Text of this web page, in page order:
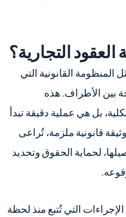
التجارية؟
المنظومة القانونية التي
بين الأطراف. هذه
بل هي عملية دقيقة تبدأ
قانونية ملزمة، تُراعى
لحماية الحقوق وتحديد
التي تُتبع منذ لحظة